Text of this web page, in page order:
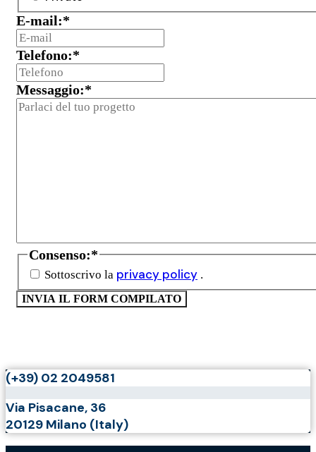
E-mail:*
Telefono:*
Messaggio:*
Consenso:*
Sottoscrivo la privacy policy .
(+39) 02 2049581
Via Pisacane, 36
20129 Milano (Italy)